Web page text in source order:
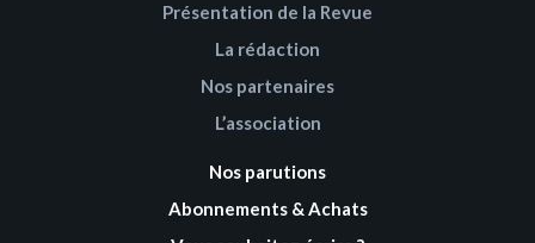
Présentation de la Revue
La rédaction
Nos partenaires
L’association
Nos parutions
Abonnements & Achats